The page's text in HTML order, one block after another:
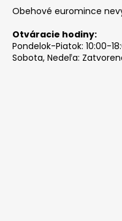
Obehové euromince
Otváracie hodiny:
Pondelok-Piatok: 10:00-
Sobota, Nedeľa: